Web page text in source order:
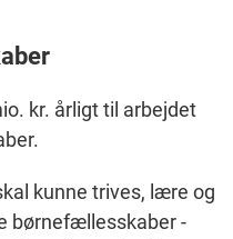
kr. årligt til arbejdet
kunne trives, lære og
børnefællesskaber -